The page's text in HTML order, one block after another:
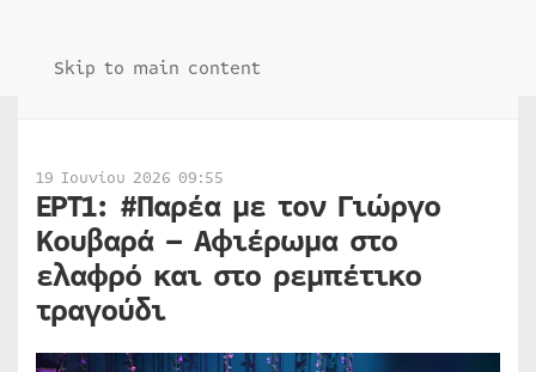
Skip to main content
19 Ιουνίου 2026 09:55
ΕΡΤ1: #Παρέα με τον Γιώργο
Κουβαρά – Αφιέρωμα στο
ελαφρό και στο ρεμπέτικο
τραγούδι